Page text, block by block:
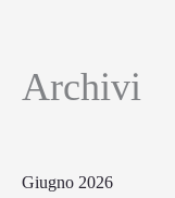
Archivi
Giugno 2026